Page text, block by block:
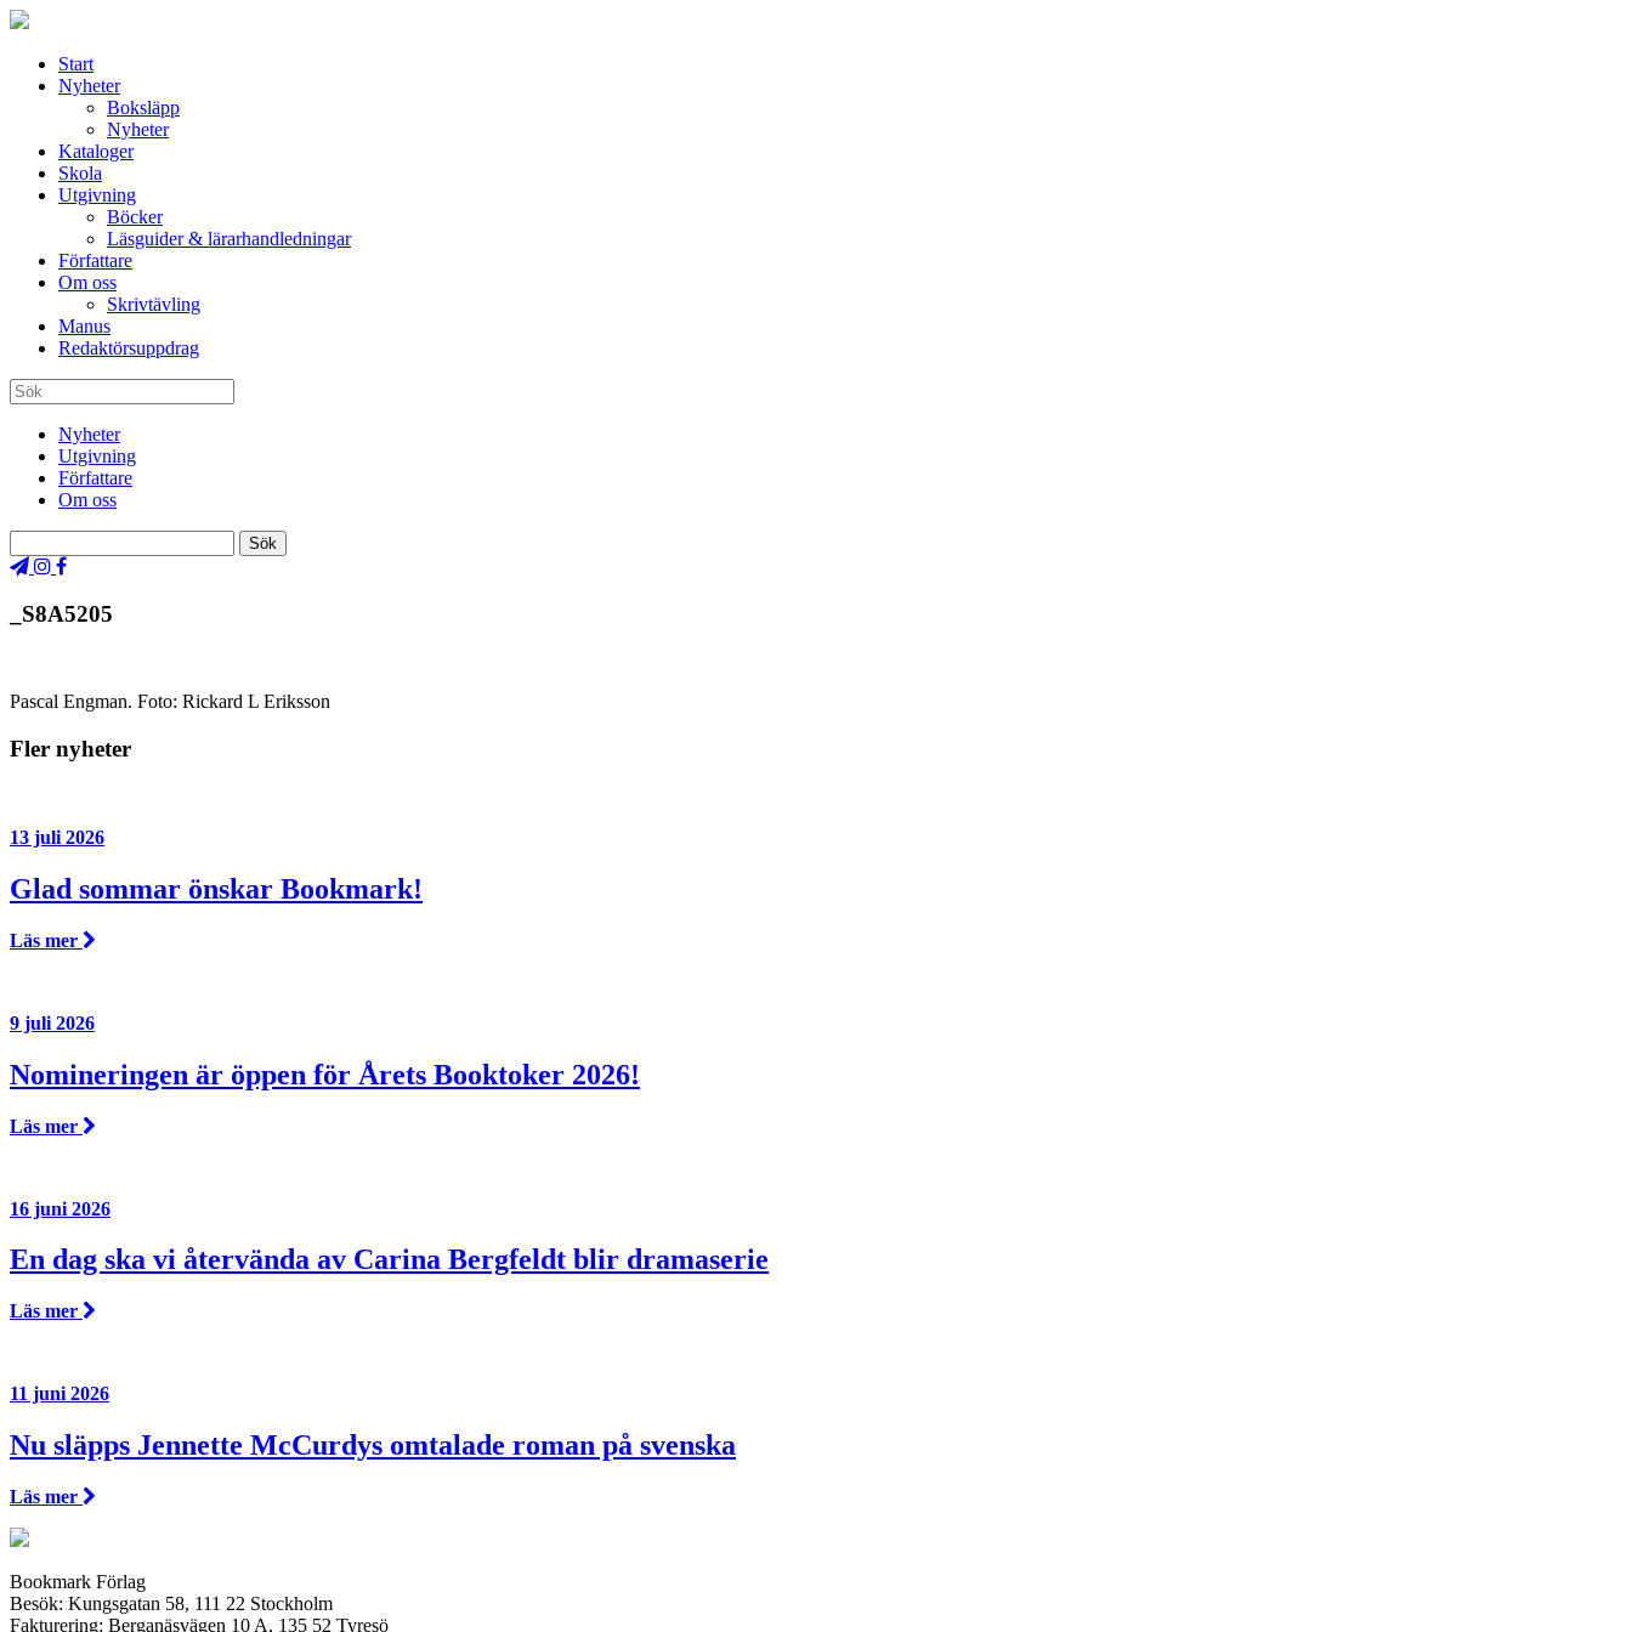
Start
Nyheter
Boksläpp
Nyheter
Kataloger
Skola
Utgivning
Böcker
Läsguider & lärarhandledningar
Författare
Om oss
Skrivtävling
Manus
Redaktörsuppdrag
Nyheter
Utgivning
Författare
Om oss
_S8A5205
Pascal Engman. Foto: Rickard L Eriksson
Fler nyheter
13 juli 2026
Glad sommar önskar Bookmark!
Läs mer
9 juli 2026
Nomineringen är öppen för Årets Booktoker 2026!
Läs mer
16 juni 2026
En dag ska vi återvända av Carina Bergfeldt blir dramaserie
Läs mer
11 juni 2026
Nu släpps Jennette McCurdys omtalade roman på svenska
Läs mer
Bookmark Förlag
Besök: Kungsgatan 58, 111 22 Stockholm
Fakturering: Berganäsvägen 10 A, 135 52 Tyresö